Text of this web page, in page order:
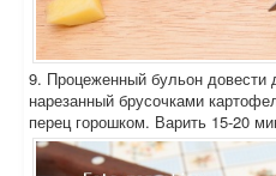
9. Процеженный бульон довести
нарезанный брусочками
перец горошком. Варить 15-20